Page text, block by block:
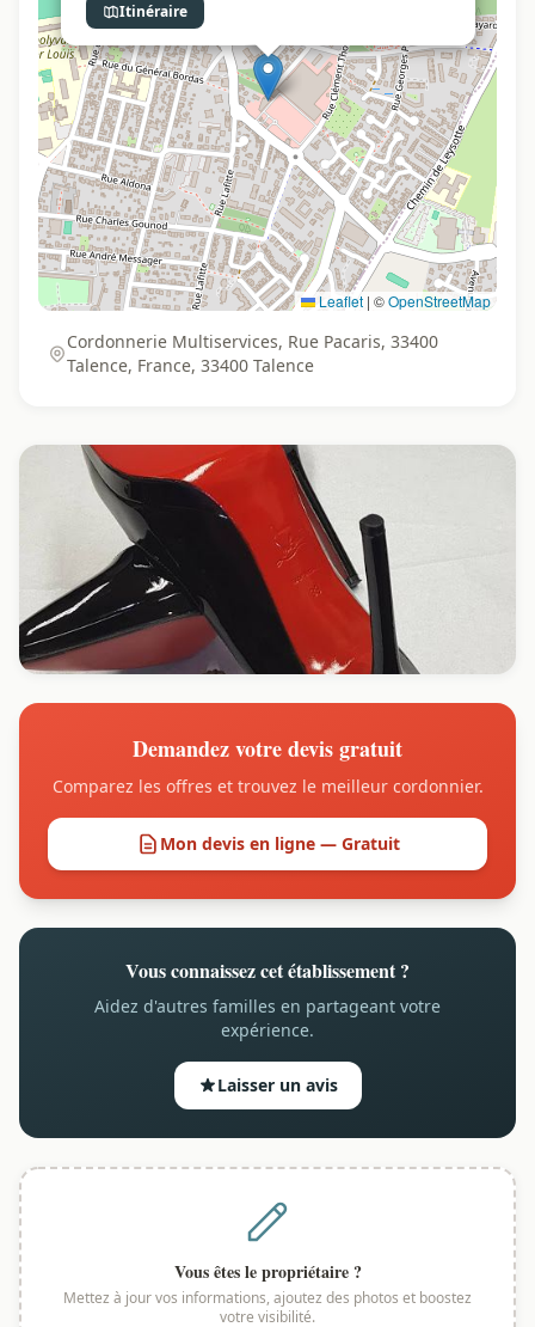
Itinéraire
Leaflet | ©OpenStreetMap
Cordonnerie Multiservices, Rue Pacaris, 33400
Talence, France, 33400 Talence
Demandez votre devis gratuit
Comparez les offres et trouvez le meilleur cordonnier.
Mon devis en ligne — Gratuit
Vous connaissez cet établissement ?
Aidez d'autres familles en partageant votre
expérience.
Laisser un avis
Vous êtes le propriétaire ?
Mettez à jour vos informations, ajoutez des photos et boostez
votre visibilité.